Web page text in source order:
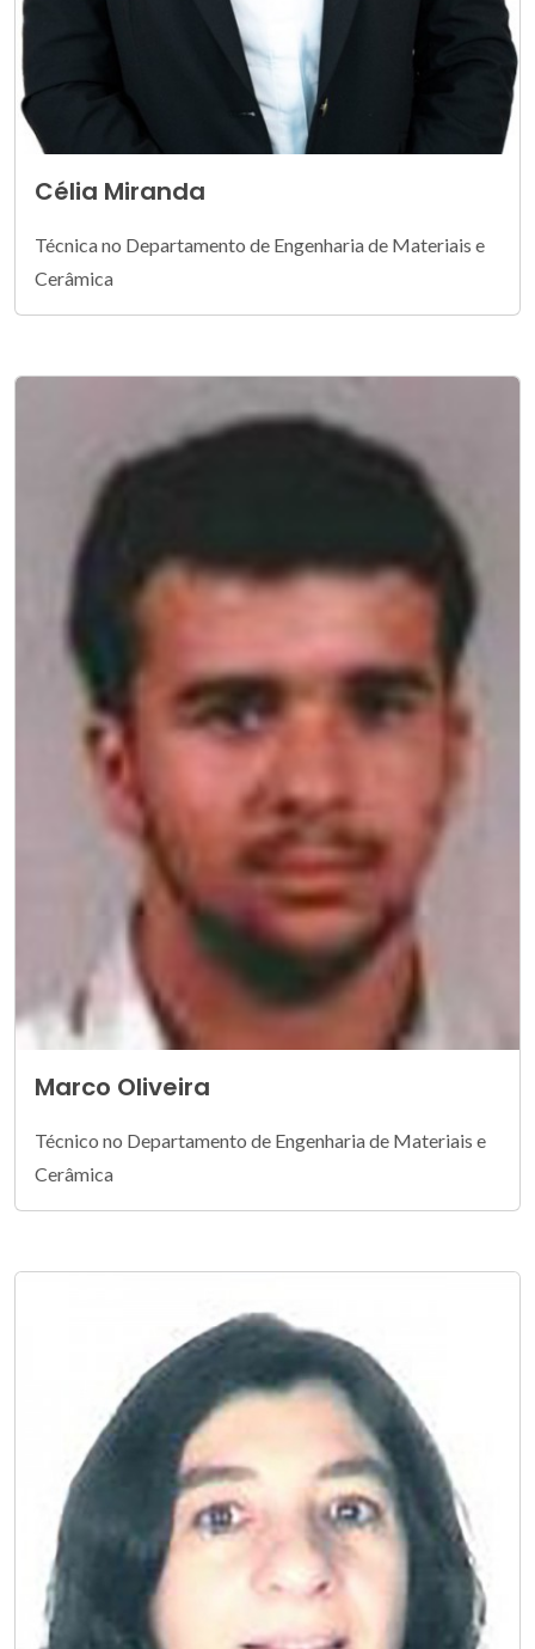
Célia Miranda
Técnica no Departamento de Engenharia de Materiais e
Cerâmica
Marco Oliveira
Técnico no Departamento de Engenharia de Materiais e
Cerâmica